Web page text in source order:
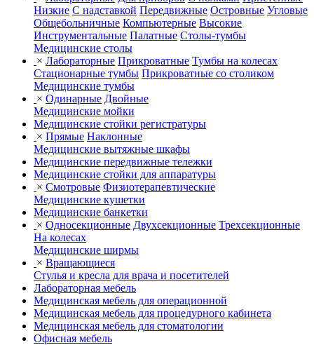
Низкие С надставкой Передвижные Островные Угловые
Общебольничные Компьютерные Высокие
Инструментальные Палатные Столы-тумбы
Медицинские столы
× Лабораторные Прикроватные Тумбы на колесах
Стационарные тумбы Прикроватные со столиком
Медицинские тумбы
× Одинарные Двойные
Медицинские мойки
Медицинские стойки регистратуры
× Прямые Наклонные
Медицинские вытяжные шкафы
Медицинские передвижные тележки
Медицинские стойки для аппаратуры
× Смотровые Физиотерапевтические
Медицинские кушетки
Медицинские банкетки
× Односекционные Двухсекционные Трехсекционные
На колесах
Медицинские ширмы
× Вращающиеся
Стулья и кресла для врача и посетителей
Лабораторная мебель
Медицинская мебель для операционной
Медицинская мебель для процедурного кабинета
Медицинская мебель для стоматологии
Офисная мебель